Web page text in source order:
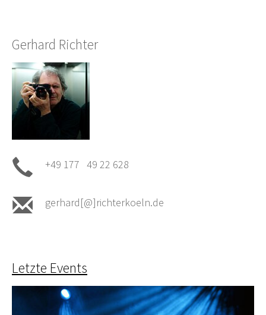
Gerhard Richter
+49 177 49 22 628
gerhard[@]richterkoeln.de
Letzte Events